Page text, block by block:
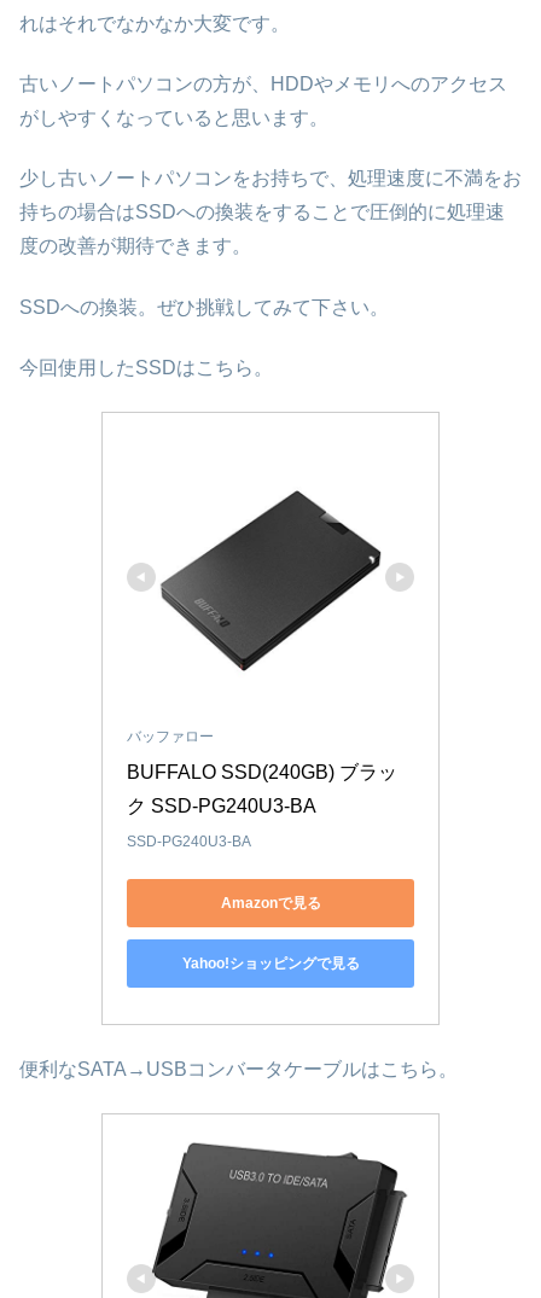
れはそれでなかなか大変です。
古いノートパソコンの方が、HDDやメモリへのアクセス
がしやすくなっていると思います。
少し古いノートパソコンをお持ちで、処理速度に不満をお
持ちの場合はSSDへの換装をすることで圧倒的に処理速
度の改善が期待できます。
SSDへの換装。ぜひ挑戦してみて下さい。
今回使用したSSDはこちら。
バッファロー
BUFFALO SSD(240GB) ブラッ
ク SSD-PG240U3-BA
SSD-PG240U3-BA
Amazonで見る
Yahoo!ショッピングで見る
便利なSATA→USBコンバータケーブルはこちら。